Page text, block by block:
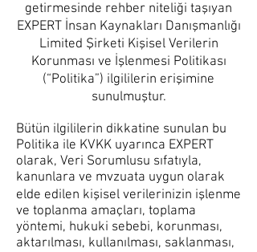
getirmesinde rehber niteliği taşıyan
EXPERT İnsan Kaynakları Danışmanlığı
Limited Şirketi Kişisel Verilerin
Korunması ve İşlenmesi Politikası
(“Politika”) ilgililerin erişimine
sunulmuştur.
Bütün ilgililerin dikkatine sunulan bu
Politika ile KVKK uyarınca EXPERT
olarak, Veri Sorumlusu sıfatıyla,
kanunlara ve mvzuata uygun olarak
elde edilen kişisel verilerinizin işlenme
ve toplanma amaçları, toplama
yöntemi, hukuki sebebi, korunması,
aktarılması, kullanılması, saklanması,